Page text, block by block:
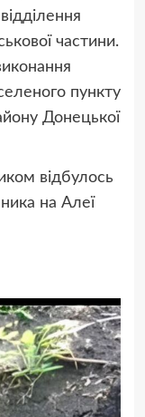
частини.
пункту
Донецької
відбулось
на Алеї